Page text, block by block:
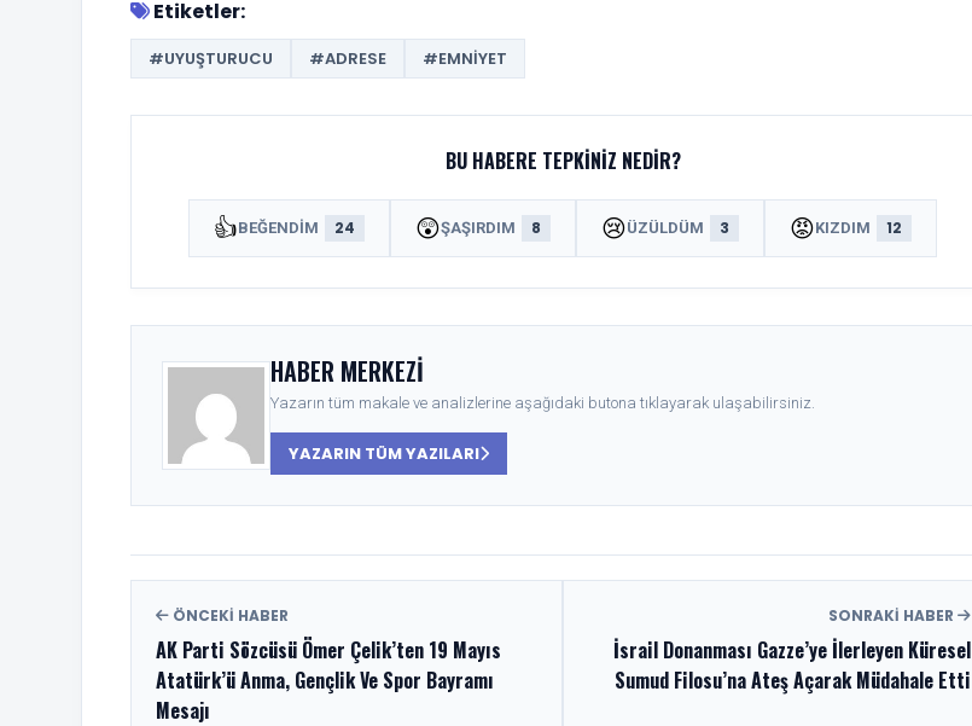
Etiketler:
#UYUŞTURUCU #ADRESE #EMNIYET
BU HABERE TEPKINIZ NEDIR?
👍BEĞENDIM 24 😲ŞAŞIRDIM 8 😢ÜZÜLDÜM 3 😡KIZDIM 12
HABER MERKEZI
Yazarın tüm makale ve analizlerine aşağıdaki butona tıklayarak ulaşabilirsiniz.
YAZARIN TÜM YAZILARI
ÖNCEKI HABER
AK Parti Sözcüsü Ömer Çelik’ten 19 Mayıs
Atatürk’ü Anma, Gençlik Ve Spor Bayramı
Mesajı
SONRAKI HABER
İsrail Donanması Gazze’ye İlerleyen Küresel
Sumud Filosu’na Ateş Açarak Müdahale Etti